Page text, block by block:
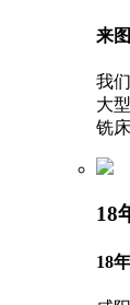
来
我
大
铣
18
18